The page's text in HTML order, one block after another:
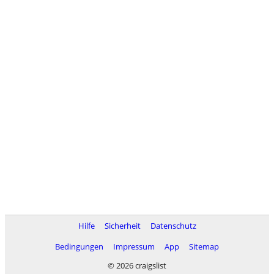
Hilfe Sicherheit
Datenschutz
Bedingungen
Impressum App
Sitemap
© 2026 craigslist